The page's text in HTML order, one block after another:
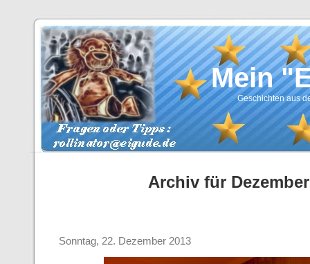
Mein
Geschichten aus
Archiv für
Sonntag, 22. Dezember 2013